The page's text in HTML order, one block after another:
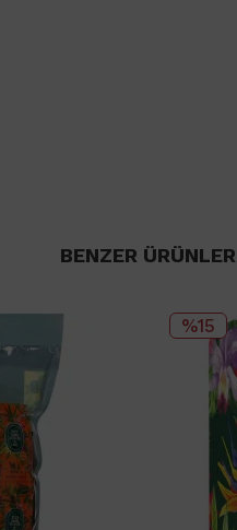
BENZER ÜRÜNLER
%15